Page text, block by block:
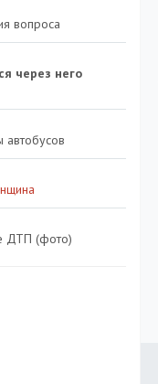
вопроса
через него
автобусов
ДТП (фото)